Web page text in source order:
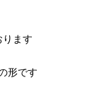
ます
形です